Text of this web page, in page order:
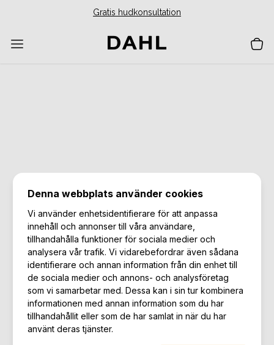
Gratis hudkonsultation
Denna webbplats använder cookies
Vi använder enhetsidentifierare för att anpassa
innehåll och annonser till våra användare,
tillhandahålla funktioner för sociala medier och
analysera vår trafik. Vi vidarebefordrar även sådana
identifierare och annan information från din enhet till
de sociala medier och annons- och analysföretag
som vi samarbetar med. Dessa kan i sin tur kombinera
informationen med annan information som du har
tillhandahållit eller som de har samlat in när du har
använt deras tjänster.
Balansera din blandhy